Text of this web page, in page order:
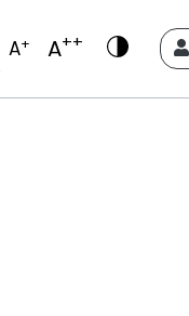
A+ A++